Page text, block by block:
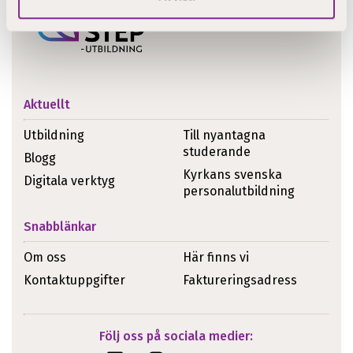
Aktuellt
Utbildning
Blogg
Digitala verktyg
Till nyantagna
studerande
Kyrkans svenska
personalutbildning
Snabblänkar
Om oss
Kontaktuppgifter
Här finns vi
Faktureringsadress
Följ oss på sociala medier: